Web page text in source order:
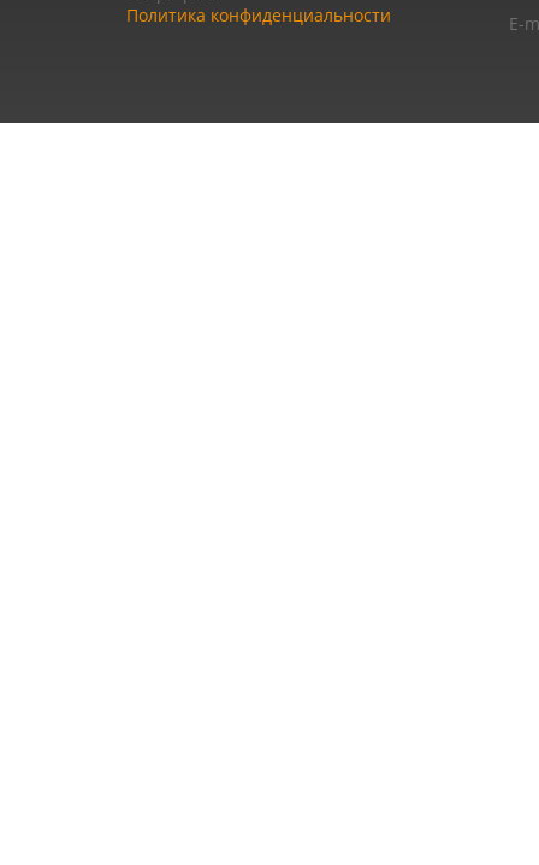
Политика конфиденциальности
E-